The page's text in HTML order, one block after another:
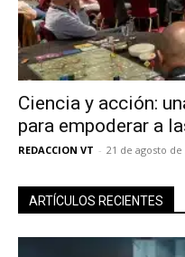
Ciencia y acción:
para empoderar a
REDACCION VT - 21 de agosto de
ARTÍCULOS RECIENTES